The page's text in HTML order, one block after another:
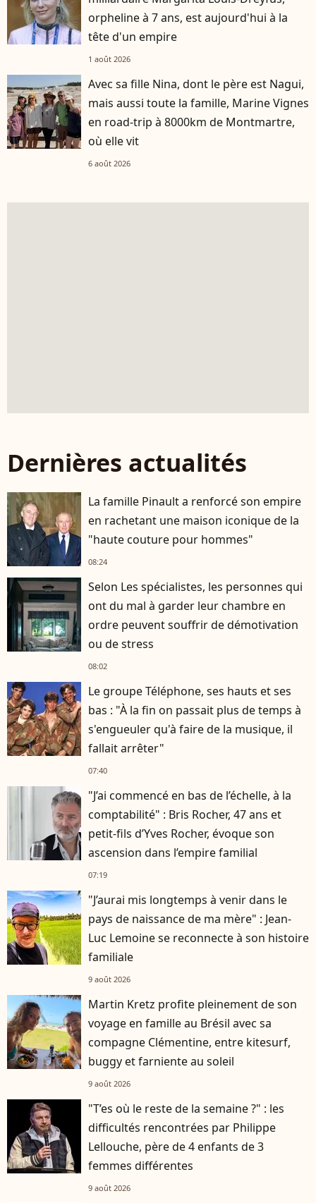
orpheline à 7 ans, est aujourd'hui à la
tête d'un empire
1 août 2026
Avec sa fille Nina, dont le père est Nagui,
mais aussi toute la famille, Marine Vignes
en road-trip à 8000km de Montmartre,
où elle vit
6 août 2026
Dernières actualités
La famille Pinault a renforcé son empire
en rachetant une maison iconique de la
"haute couture pour hommes"
08:24
Selon Les spécialistes, les personnes qui
ont du mal à garder leur chambre en
ordre peuvent souffrir de démotivation
ou de stress
08:02
Le groupe Téléphone, ses hauts et ses
bas : "À la fin on passait plus de temps à
s'engueuler qu'à faire de la musique, il
fallait arrêter"
07:40
"J’ai commencé en bas de l’échelle, à la
comptabilité" : Bris Rocher, 47 ans et
petit-fils d’Yves Rocher, évoque son
ascension dans l’empire familial
07:19
"J’aurai mis longtemps à venir dans le
pays de naissance de ma mère" : Jean-
Luc Lemoine se reconnecte à son histoire
familiale
9 août 2026
Martin Kretz profite pleinement de son
voyage en famille au Brésil avec sa
compagne Clémentine, entre kitesurf,
buggy et farniente au soleil
9 août 2026
"T’es où le reste de la semaine ?" : les
difficultés rencontrées par Philippe
Lellouche, père de 4 enfants de 3
femmes différentes
9 août 2026